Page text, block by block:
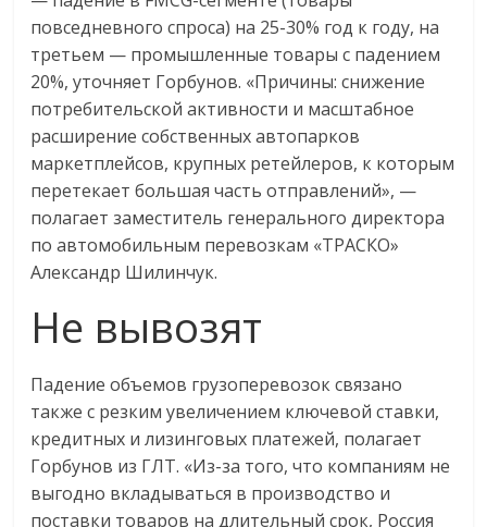
повседневного спроса) на 25-30% год к году, на
третьем — промышленные товары с падением
20%, уточняет Горбунов. «Причины: снижение
потребительской активности и масштабное
расширение собственных автопарков
маркетплейсов, крупных ретейлеров, к которым
перетекает большая часть отправлений», —
полагает заместитель генерального директора
по автомобильным перевозкам «ТРАСКО»
Александр Шилинчук.
Не вывозят
Падение объемов грузоперевозок связано
также с резким увеличением ключевой ставки,
кредитных и лизинговых платежей, полагает
Горбунов из ГЛТ. «Из-за того, что компаниям не
выгодно вкладываться в производство и
поставки товаров на длительный срок, Россия